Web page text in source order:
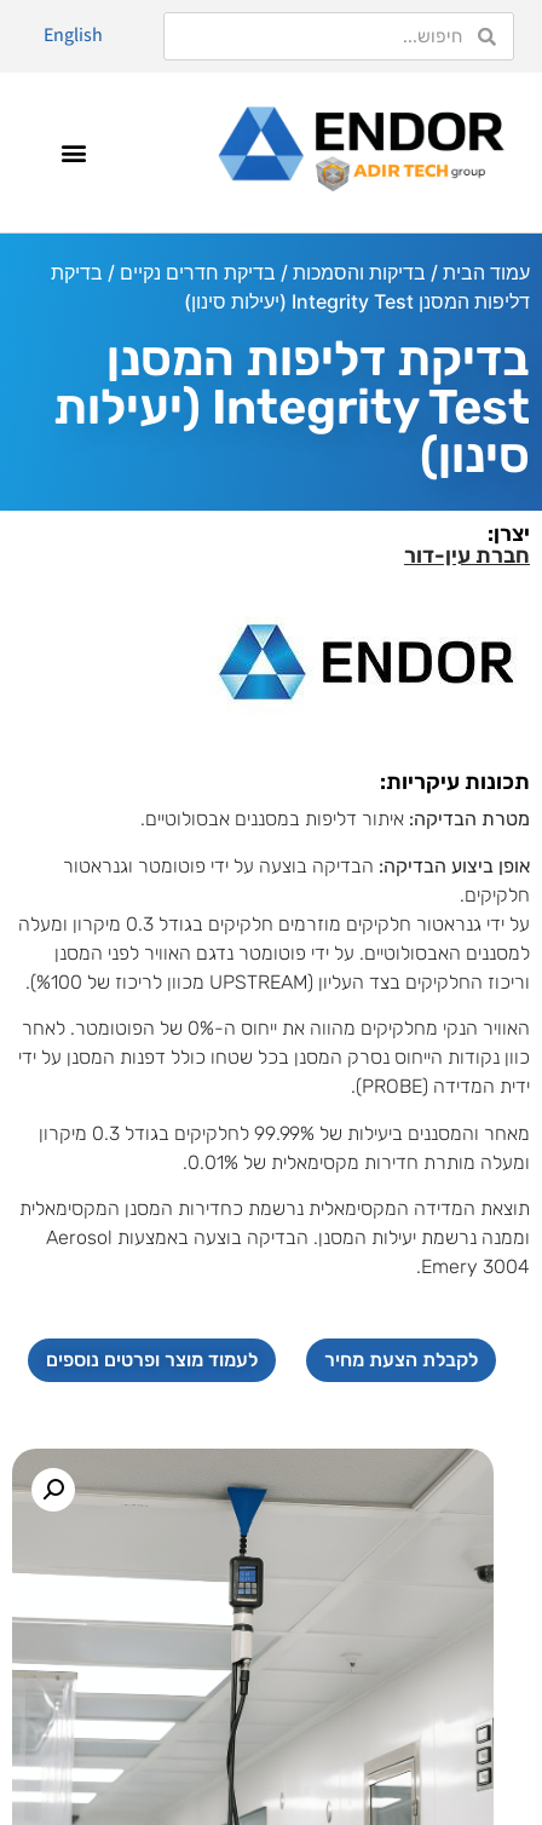
English
עמוד הבית / בדיקות והסמכות / בדיקת חדרים נקיים / בדיקת
דליפות המסנן Integrity Test (יעילות סינון)
בדיקת דליפות המסנן
Integrity Test (יעילות
סינון)
יצרן:
חברת עין-דור
תכונות עיקריות:
מטרת הבדיקה: איתור דליפות במסננים אבסולוטיים.
אופן ביצוע הבדיקה: הבדיקה בוצעה על ידי פוטומטר וגנראטור
חלקיקים.
על ידי גנראטור חלקיקים מוזרמים חלקיקים בגודל 0.3 מיקרון ומעלה
למסננים האבסולוטיים. על ידי פוטומטר נדגם האוויר לפני המסנן
וריכוז החלקיקים בצד העליון (UPSTREAM מכוון לריכוז של %100).
האוויר הנקי מחלקיקים מהווה את ייחוס ה-0% של הפוטומטר. לאחר
כוון נקודות הייחוס נסרק המסנן בכל שטחו כולל דפנות המסנן על ידי
ידית המדידה (PROBE).
מאחר והמסננים ביעילות של 99.99% לחלקיקים בגודל 0.3 מיקרון
ומעלה מותרת חדירות מקסימאלית של 0.01%.
תוצאת המדידה המקסימאלית נרשמת כחדירות המסנן המקסימאלית
וממנה נרשמת יעילות המסנן. הבדיקה בוצעה באמצעות Aerosol
Emery 3004.
לקבלת הצעת מחיר לעמוד מוצר ופרטים נוספים